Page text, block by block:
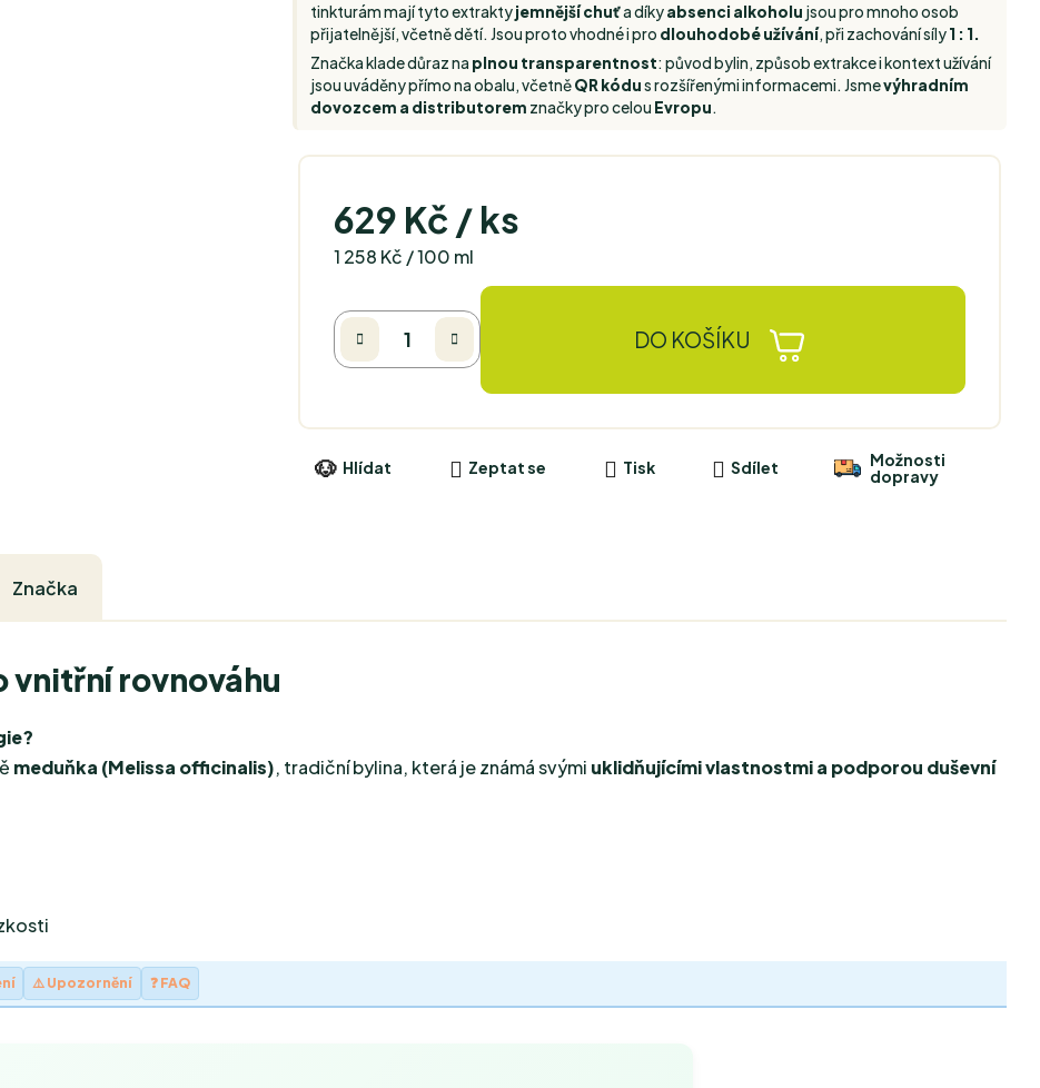
tinkturám mají tyto extraktyjemnější chuťa díkyabsenci alkoholu jsou pro mnoho osob
přijatelnější, včetně dětí. Jsou proto vhodné i pro dlouhodobé užívání, při zachování síly1 : 1.
Značka klade důraz na plnou transparentnost: původ bylin, způsob extrakce i kontext užívání
jsou uváděny přímo na obalu, včetněQR kódus rozšířenými informacemi. Jsmevýhradním
dovozcem a distributorem značky pro celou Evropu.
629 Kč / ks
Měrná cena:
1 258 Kč / 100 ml
DO KOŠÍKU
Tisk
Zeptat se
Hlídat Sdílet
Možnosti
dopravy
Značka
rovnováhu
meduňka (Melissa officinalis), tradiční bylina, která je známá svými uklidňujícími vlastnostmi a podporou duševní
⚠️ Upozornění ❓ FAQ